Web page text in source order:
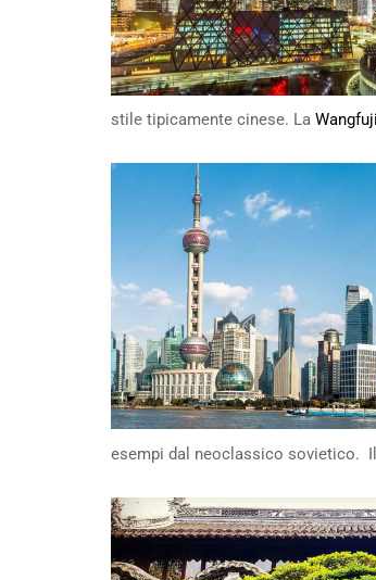
stile tipicamente cinese. La
esempi dal neoclassico sovietico.